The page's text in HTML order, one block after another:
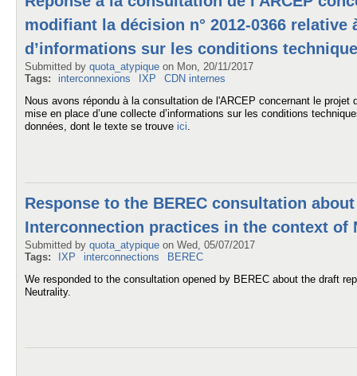
modifiant la décision n° 2012-0366 relative
d’informations sur les conditions
Submitted by quota_atypique on Mon, 20/11/2017
Tags:
interconnexions IXP
CDN internes
Nous avons répondu à la consultation de l'ARCEP concernant le
mise en place d’une collecte d’informations sur les conditions
données, dont le texte se trouve ici.
Response to the BEREC consultation
Interconnection practices in the context of
Submitted by quota_atypique on Wed, 05/07/2017
Tags:
IXP interconnections
BEREC
We responded to the consultation opened by BEREC about the draft
Neutrality.